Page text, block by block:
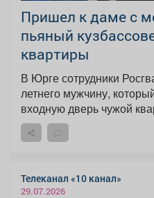
Пришел к даме с
пьяный
квартиры
В Юрге сотрудники
летнего мужчину,
входную дверь чужой
Телеканал «10 канал»
29.07.2026